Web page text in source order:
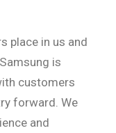
place in us and
is
customers
forward. We
and